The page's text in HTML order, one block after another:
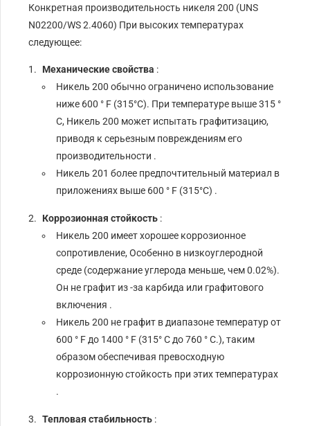
Конкретная производительность никеля 200 (UNS
N02200/WS 2.4060) При высоких температурах
следующее:
Механические свойства :
Никель 200 обычно ограничено использование
ниже 600 ° F (315°С). При температуре выше 315 °
C, Никель 200 может испытать графитизацию,
приводя к серьезным повреждениям его
производительности .
Никель 201 более предпочтительный материал в
приложениях выше 600 ° F (315°С) .
Коррозионная стойкость :
Никель 200 имеет хорошее коррозионное
сопротивление, Особенно в низкоуглеродной
среде (содержание углерода меньше, чем 0.02%).
Он не графит из -за карбида или графитового
включения .
Никель 200 не графит в диапазоне температур от
600 ° F до 1400 ° F (315° C до 760 ° C.), таким
образом обеспечивая превосходную
коррозионную стойкость при этих температурах
.
Тепловая стабильность :